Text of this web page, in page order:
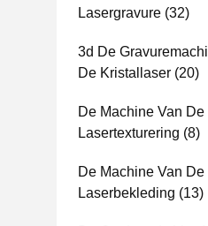
Lasergravure (32)
3d De
De Kristallaser (20)
De Machine Van De
Lasertexturering (8)
De Machine Van De
Laserbekleding (13)